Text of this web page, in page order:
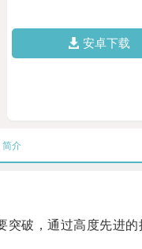
安卓下载
简介
，通过高度先进的